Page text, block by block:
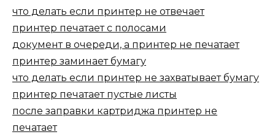
что делать если принтер не отвечает
принтер печатает с полосами
документ в очереди, а принтер не печатает
принтер заминает бумагу
что делать если принтер не захватывает бумагу
принтер печатает пустые листы
после заправки картриджа принтер не
печатает